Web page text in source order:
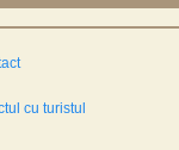
cu turistul